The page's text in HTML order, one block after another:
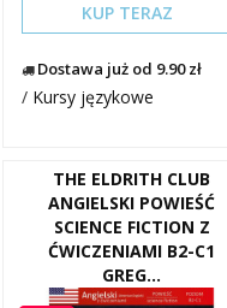
KUP TERAZ
Dostawa już od 9.90 zł
/ Kursy językowe
THE ELDRITH CLUB
ANGIELSKI POWIEŚĆ
SCIENCE FICTION Z
ĆWICZENIAMI B2-C1
GREG...